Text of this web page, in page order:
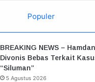
Populer
BREAKING NEWS –
Divonis Bebas Terkait
“Siluman”
5 Agustus 2026